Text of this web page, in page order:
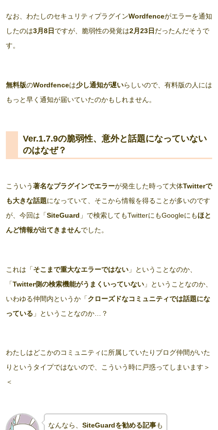
なお、わたしのセキュリティプラグインWordfenceがエラーを通知
したのは3月8日 ですが、脆弱性の発覚は2月23日 だったんだそうで
す。
無料版のWordfenceは少し通知が遅いらしいので、有料版の人には
もっと早く通知が届いていたのかもしれません。
Ver.1.7.9の脆弱性、意外と話題になっていない
のはなぜ？
こういう著名なプラグインでエラーが発生した時って大体Twitterで
も大きな話題になっていて、そこから情報を得ることが多いのです
が、今回は「SiteGuard 」で検索してもTwitterにもGoogleにもほと
んど情報が出てきませんでした。
これは「そこまで重大なエラーではない 」ということなのか、
「Twitter側の検索機能がうまくいっていない 」ということなのか、
いわゆる仲間内というか「クローズドなコミュニティでは話題にな
っている 」ということなのか…？
わたしはどこかのコミュニティに所属していたりブログ仲間がいた
りというタイプではないので、こういう時に戸惑ってしまいます＞
＜
なんなら、 SiteGuardを勧める記事も